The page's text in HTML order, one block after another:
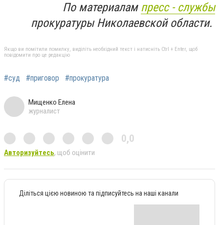
По материалам пресс - службы
прокуратуры Николаевской области.
Якщо ви помітили помилку, виділіть необхідний текст і натисніть Ctrl + Enter, щоб
повідомити про це редакцію
#суд #приговор #прокуратура
Мищенко Елена
журналист
0,0
Авторизуйтесь, щоб оцінити
Діліться цією новиною та підписуйтесь на наші канали